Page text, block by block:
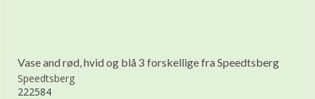
Vase and rød, hvid og blå 3 forskellige fra Speedtsberg
Speedtsberg
222584